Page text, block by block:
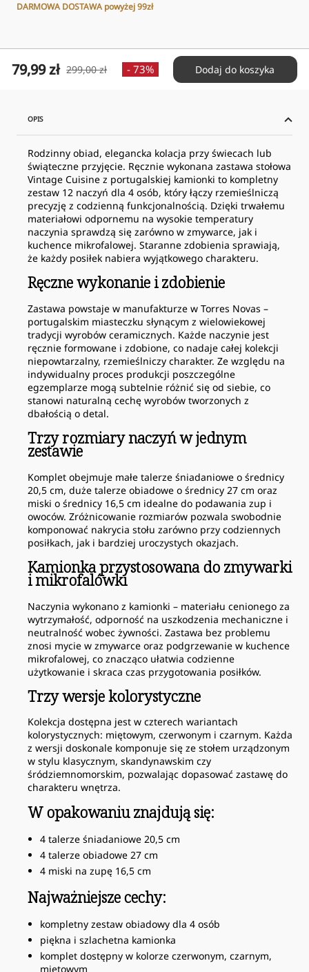
DARMOWA DOSTAWA powyżej 99zł
Dodaj do koszyka
Cena
79,99 zł Cena
299,00 zł - 73%
OPIS
Rodzinny obiad, elegancka kolacja przy świecach lub
świąteczne przyjęcie. Ręcznie wykonana zastawa stołowa
Vintage Cuisine z portugalskiej kamionki to kompletny
zestaw 12 naczyń dla 4 osób, który łączy rzemieślniczą
precyzję z codzienną funkcjonalnością. Dzięki trwałemu
materiałowi odpornemu na wysokie temperatury
naczynia sprawdzą się zarówno w zmywarce, jak i
kuchence mikrofalowej. Staranne zdobienia sprawiają,
że każdy posiłek nabiera wyjątkowego charakteru.
Ręczne wykonanie i zdobienie
Zastawa powstaje w manufakturze w Torres Novas –
portugalskim miasteczku słynącym z wielowiekowej
tradycji wyrobów ceramicznych. Każde naczynie jest
ręcznie formowane i zdobione, co nadaje całej kolekcji
niepowtarzalny, rzemieślniczy charakter. Ze względu na
indywidualny proces produkcji poszczególne
egzemplarze mogą subtelnie różnić się od siebie, co
stanowi naturalną cechę wyrobów tworzonych z
dbałością o detal.
Trzy rozmiary naczyń w jednym
zestawie
Komplet obejmuje małe talerze śniadaniowe o średnicy
20,5 cm, duże talerze obiadowe o średnicy 27 cm oraz
miski o średnicy 16,5 cm idealne do podawania zup i
owoców. Zróżnicowanie rozmiarów pozwala swobodnie
komponować nakrycia stołu zarówno przy codziennych
posiłkach, jak i bardziej uroczystych okazjach.
Kamionka przystosowana do zmywarki
i mikrofalówki
Naczynia wykonano z kamionki – materiału cenionego za
wytrzymałość, odporność na uszkodzenia mechaniczne i
neutralność wobec żywności. Zastawa bez problemu
znosi mycie w zmywarce oraz podgrzewanie w kuchence
mikrofalowej, co znacząco ułatwia codzienne
użytkowanie i skraca czas przygotowania posiłków.
Trzy wersje kolorystyczne
Kolekcja dostępna jest w czterech wariantach
kolorystycznych: miętowym, czerwonym i czarnym. Każda
z wersji doskonale komponuje się ze stołem urządzonym
w stylu klasycznym, skandynawskim czy
śródziemnomorskim, pozwalając dopasować zastawę do
charakteru wnętrza.
W opakowaniu znajdują się:
4 talerze śniadaniowe 20,5 cm
4 talerze obiadowe 27 cm
4 miski na zupę 16,5 cm
Najważniejsze cechy:
kompletny zestaw obiadowy dla 4 osób
piękna i szlachetna kamionka
komplet dostępny w kolorze czerwonym, czarnym,
miętowym